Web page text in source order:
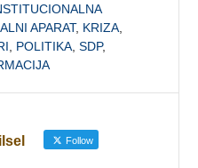
APARAT, KRIZA
POLITIKA ,SDP,
Follow